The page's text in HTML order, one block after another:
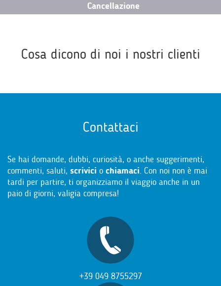
Cancellazione
Cosa dicono di noi i nostri clienti
Contattaci
Se hai domande, dubbi, curiosità, o anche suggerimenti,
commenti, saluti, scrivici o chiamaci. Con noi non è mai
tardi per partire, ti organizziamo il viaggio anche in un
paio di giorni, valigia compresa!
+39 049 8755297